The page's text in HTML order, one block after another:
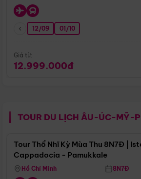
12/09 01/10
Giá từ:
12.999.000đ
TOUR DU LỊCH ÂU-ÚC-MỸ-
Tour Thổ Nhĩ Kỳ Mùa Thu 8N7Đ |
Cappadocia - Pamukkale
Hồ Chí Minh 8N7Đ